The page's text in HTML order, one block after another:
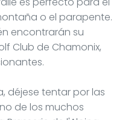
o el parapente.
encontrarán su
Club de Chamonix,
déjese tentar por las
de los muchos